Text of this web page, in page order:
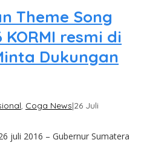
Theme Song
KORMI resmi di
Dukungan
, Coga News|26 Juli
juli 2016 – Gubernur Sumatera